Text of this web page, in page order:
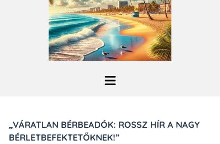
„VÁRATLAN BÉRBEADÓK: ROSSZ HÍR A NAGY
BÉRLETBEFEKTETŐKNEK!”